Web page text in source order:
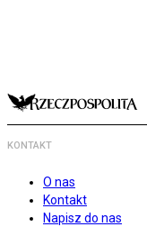
KONTAKT
O nas
Kontakt
Napisz do nas